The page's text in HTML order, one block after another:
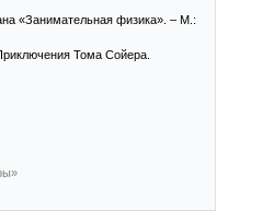
«Занимательная физика». – М.:
Тома Сойера.